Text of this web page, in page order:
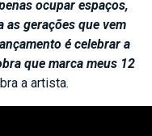
ocupar espaços,
as gerações que vem
é celebrar a
que marca meus 12
a artista.